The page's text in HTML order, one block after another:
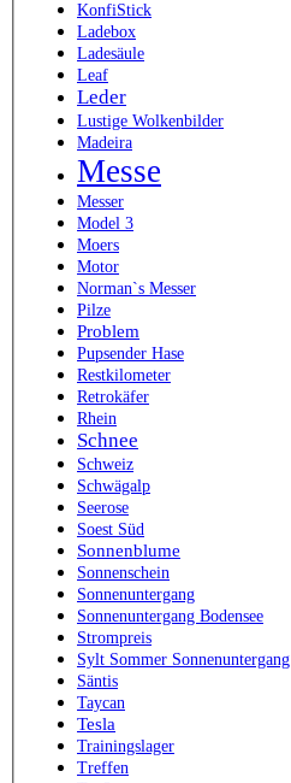
KonfiStick
Ladebox
Ladesäule
Leaf
Leder
Lustige Wolkenbilder
Madeira
Messe
Messer
Model 3
Moers
Motor
Norman`s Messer
Pilze
Problem
Pupsender Hase
Restkilometer
Retrokäfer
Rhein
Schnee
Schweiz
Schwägalp
Seerose
Soest Süd
Sonnenblume
Sonnenschein
Sonnenuntergang
Sonnenuntergang Bodensee
Strompreis
Sylt Sommer Sonnenuntergang
Säntis
Taycan
Tesla
Trainingslager
Treffen